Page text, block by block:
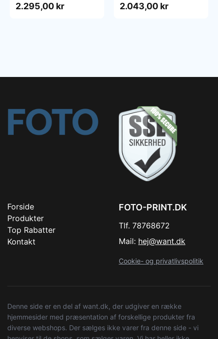
2.295,00 kr
network surveillance
2.043,00 kr
Forside
Produkter
Top Rabatter
Kontakt
FOTO-PRINT.DK
Tlf. 78768672
Mail: hej@want.dk
Cookie- og privatlivspolitik
Denne side er en del af want.dk, der udgiver en række
hjemmesider med præsentation af forskellige produkter fra
diverse webshops. Der sælges ikke varer fra denne side - vi